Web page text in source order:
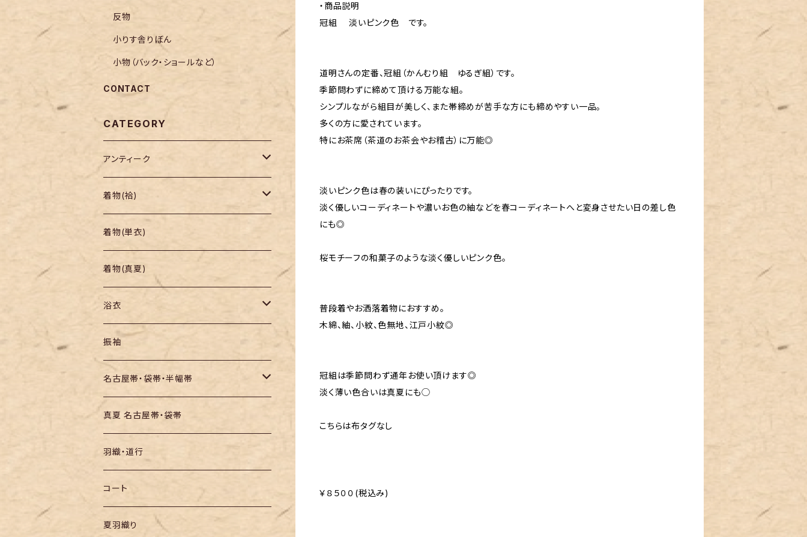
・商品説明
冠組 淡いピンク色 です。
道明さんの定番、冠組（かんむり組 ゆるぎ組）です。
季節問わずに締めて頂ける万能な組。
シンプルながら組目が美しく、また帯締めが苦手な方にも締めやすい一品。
多くの方に愛されています。
特にお茶席（茶道のお茶会やお稽古）に万能◎
淡いピンク色は春の装いにぴったりです。
淡く優しいコーディネートや濃いお色の紬などを春コーディネートへと変身させたい日の差し色
にも◎
桜モチーフの和菓子のような淡く優しいピンク色。
普段着やお洒落着物におすすめ。
木綿、紬、小紋、色無地、江戸小紋◎
冠組は季節問わず通年お使い頂けます◎
淡く薄い色合いは真夏にも◯
こちらは布タグなし
￥８５００(税込み)
反物
小りす舎りぼん
小物（バック・ショールなど）
CONTACT
CATEGORY
アンティーク
着物
帯
羽織り・道行
着物(袷)
小紋
色無地・江戸小紋
紬
訪問着・付下
お召し
着物(単衣)
着物(真夏)
浴衣
セオα・ポリ
木綿・綿麻
絞りの浴衣
振袖
名古屋帯・袋帯・半幅帯
名古屋帯
袋帯
半幅帯
真夏 名古屋帯・袋帯
羽織・道行
コート
夏羽織り